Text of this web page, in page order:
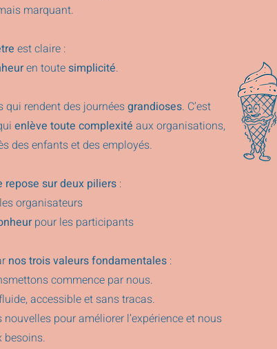
marquant.
est claire :
en toutesimplicité.
rendent des journéesgrandioses. C’est
enlève toute complexité aux organisations,
des enfants et des employés.
repose sur deux piliers :
organisateurs
pour les participants
nos trois valeurs fondamentales :
commence par nous.
accessible et sans tracas.
pour améliorer l’expérience et nous
besoins.